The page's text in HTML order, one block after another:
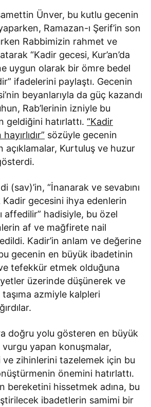
Ünver, bu kutlu gecenin
Ramazan-ı Şerif’in son
Rabbimizin rahmet ve
“Kadir gecesi, Kur’an’da
uygun olarak bir ömre bedel
ifadelerini paylaştı. Gecenin
beyanlarıyla da güç kazandı
Rab’lerinin izniyle bu
geldiğini hatırlattı.“Kadir
sözüyle gecenin
açıklamalar, Kurtuluş ve huzur
(sav)’in, “İnanarak ve sevabını
Kadir gecesini ihya edenlerin
affedilir” hadisiyle, bu özel
af ve mağfirete nail
Kadir’in anlam ve değerine
gecenin en büyük ibadetinin
ve tefekkür etmek olduğuna
üzerinde düşünerek ve
taşıma azmiyle kalpleri
doğru yolu gösteren en büyük
yapan konuşmalar,
ve zihinlerini tazelemek için bu
önemini hatırlattı.
bereketini hissetmek adına, bu
ibadetlerin samimi bir